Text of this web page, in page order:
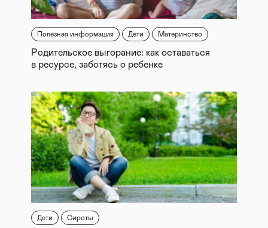
Полезная информация Дети Материнство
Родительское выгорание: как оставаться
в ресурсе, заботясь о ребенке
Дети Сироты